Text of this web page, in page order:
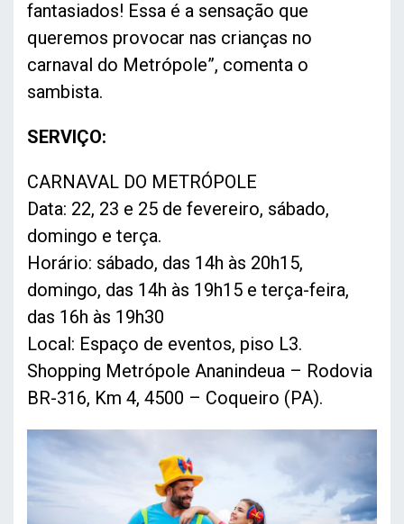
fantasiados! Essa é a sensação que
queremos provocar nas crianças no
carnaval do Metrópole”, comenta o
sambista.
SERVIÇO:
CARNAVAL DO METRÓPOLE
Data: 22, 23 e 25 de fevereiro, sábado,
domingo e terça.
Horário: sábado, das 14h às 20h15,
domingo, das 14h às 19h15 e terça-feira,
das 16h às 19h30
Local: Espaço de eventos, piso L3.
Shopping Metrópole Ananindeua – Rodovia
BR-316, Km 4, 4500 – Coqueiro (PA).